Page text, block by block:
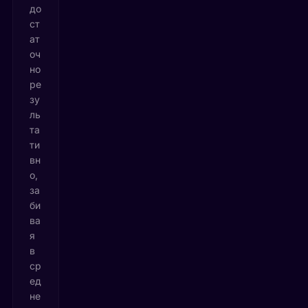
до
ст
ат
оч
но
ре
зу
ль
та
ти
вн
о,
за
би
ва
я
в
ср
ед
не